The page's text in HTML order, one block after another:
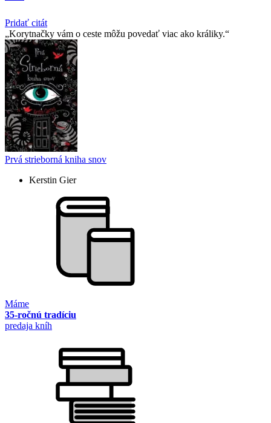
Pridať citát
Korytnačky vám o ceste môžu povedať viac ako králiky.
Prvá strieborná kniha snov
Kerstin Gier
Máme
35-ročnú tradíciu
predaja kníh